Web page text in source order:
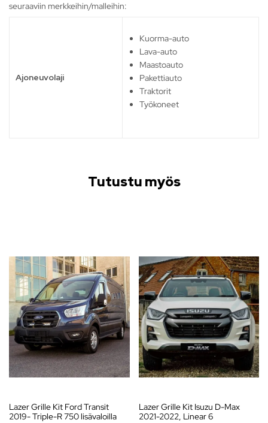
seuraaviin merkkeihin/malleihin:
Ajoneuvolaji
Kuorma-auto
Lava-auto
Maastoauto
Pakettiauto
Traktorit
Työkoneet
Tutustu myös
Lazer Grille Kit Ford Transit
2019- Triple-R 750 lisävaloilla
Lazer Grille Kit Isuzu D-Max
2021-2022, Linear 6